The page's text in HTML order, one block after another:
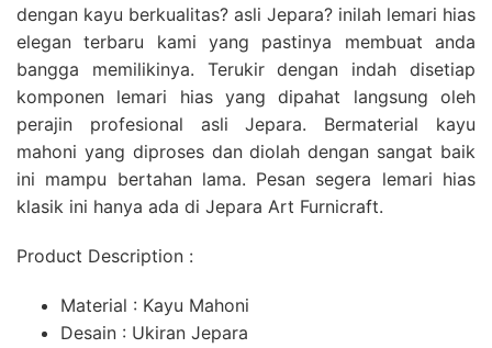
dengan kayu berkualitas? asli Jepara? inilah lemari hias
elegan terbaru kami yang pastinya membuat anda
bangga memilikinya. Terukir dengan indah disetiap
komponen lemari hias yang dipahat langsung oleh
perajin profesional asli Jepara. Bermaterial kayu
mahoni yang diproses dan diolah dengan sangat baik
ini mampu bertahan lama. Pesan segera lemari hias
klasik ini hanya ada di Jepara Art Furnicraft.
Product Description :
Material : Kayu Mahoni
Desain : Ukiran Jepara